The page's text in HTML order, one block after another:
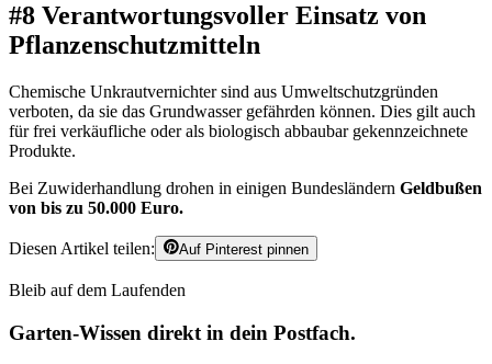
#8 Verantwortungsvoller Einsatz von
Pflanzenschutzmitteln
Chemische Unkrautvernichter sind aus Umweltschutzgründen
verboten, da sie das Grundwasser gefährden können. Dies gilt auch
für frei verkäufliche oder als biologisch abbaubar gekennzeichnete
Produkte.
Bei Zuwiderhandlung drohen in einigen Bundesländern Geldbußen
von bis zu 50.000 Euro.
Diesen Artikel teilen: Auf Pinterest pinnen
Bleib auf dem Laufenden
Garten-Wissen direkt in dein Postfach.